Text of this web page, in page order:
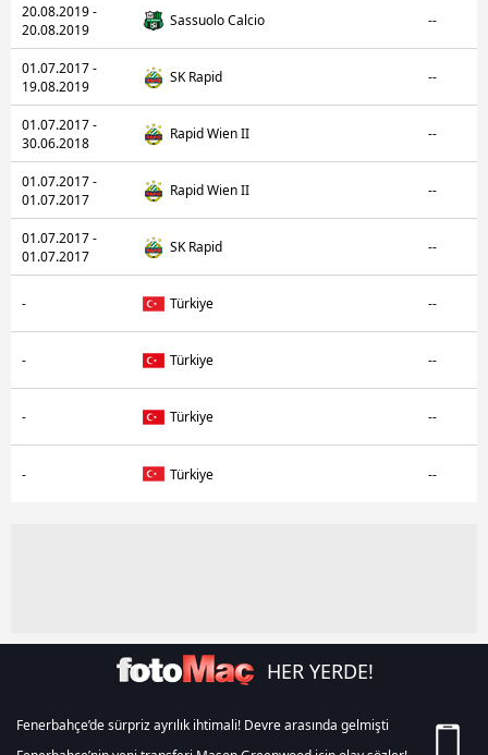
20.08.2019 -
20.08.2019
Sassuolo Calcio --
01.07.2017 -
19.08.2019
SK Rapid --
01.07.2017 -
30.06.2018
Rapid Wien II --
01.07.2017 -
01.07.2017
Rapid Wien II --
01.07.2017 -
01.07.2017
SK Rapid --
- Türkiye --
- Türkiye --
- Türkiye --
- Türkiye --
HER YERDE!
Fenerbahçe’de sürpriz ayrılık ihtimali! Devre arasında gelmişti